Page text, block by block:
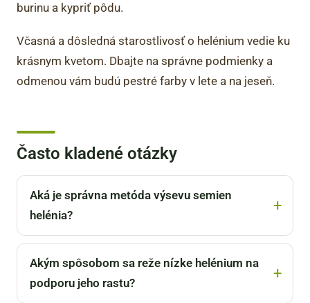
burinu a kypriť pôdu.
Včasná a dôsledná starostlivosť o helénium vedie ku
krásnym kvetom. Dbajte na správne podmienky a
odmenou vám budú pestré farby v lete a na jeseň.
Často kladené otázky
Aká je správna metóda výsevu semien
helénia?
Akým spôsobom sa reže nízke helénium na
podporu jeho rastu?